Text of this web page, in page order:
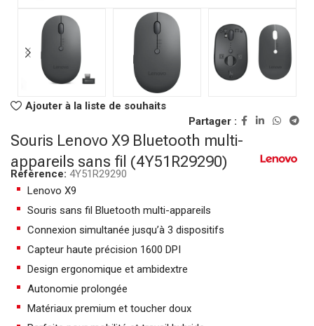
Ajouter à la liste de souhaits
Partager :
Souris Lenovo X9 Bluetooth multi-
appareils sans fil (4Y51R29290)
Référence: 4Y51R29290
Lenovo X9
Souris sans fil Bluetooth multi-appareils
Connexion simultanée jusqu’à 3 dispositifs
Capteur haute précision 1600 DPI
Design ergonomique et ambidextre
Autonomie prolongée
Matériaux premium et toucher doux